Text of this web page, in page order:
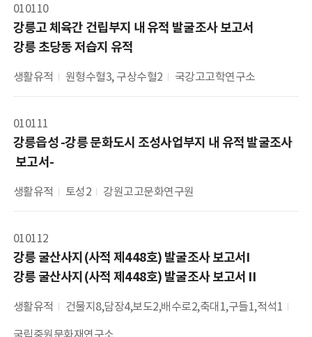
010110
강릉고 체육간 건립부지 내 유적 발굴조사 보고서
강릉 초당동 저습지 유적
생활유적 원형수혈3, 구상수혈2 국강고고학연구소
010111
강릉읍성 -강릉 문화도시 조성사업부지 내 유적 발굴조사
보고서-
생활유적 토성2 강원고고문화연구원
010112
강릉 굴산사지(사적 제448호) 발굴조사 보고서I
강릉 굴산사지(사적 제448호) 발굴조사 보고서Ⅱ
생활유적
건물지8,담장4,보도2,배수로2,축대1,구들1,적석1
국립중원문화재연구소